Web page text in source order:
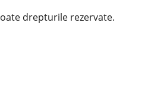
drepturile rezervate.